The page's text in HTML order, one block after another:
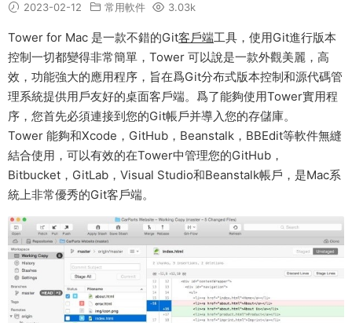
2023-02-12 常用軟件 3.03k
Tower for Mac 是一款不錯的Git客戶端工具，使用Git進行版本
控制一切都變得非常簡單，Tower 可以說是一款外觀美麗，高
效，功能強大的應用程序，旨在爲Git分布式版本控制和源代碼管
理系統提供用戶友好的桌面客戶端。爲了能夠使用Tower實用程
序，您首先必須連接到您的Git帳戶并導入您的存儲庫。
Tower 能夠和Xcode，GitHub，Beanstalk，BBEdit等軟件無縫
結合使用，可以有效的在Tower中管理您的GitHub，
Bitbucket，GitLab，Visual Studio和Beanstalk帳戶，是Mac系
統上非常優秀的Git客戶端。